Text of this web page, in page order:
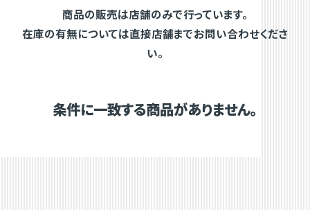
商品の販売は店舗のみで行っています。
在庫の有無については直接店舗までお問い合わせくださ
い。
条件に一致する商品がありません。